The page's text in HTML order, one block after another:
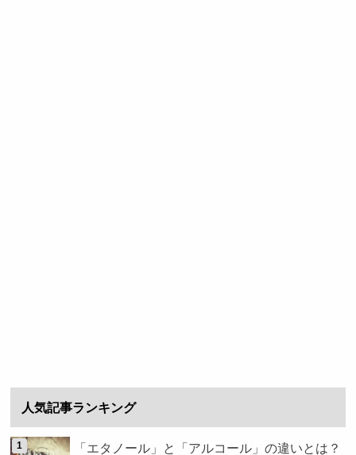
人気記事ランキング
「エタノール」と「アルコール」の違いとは？